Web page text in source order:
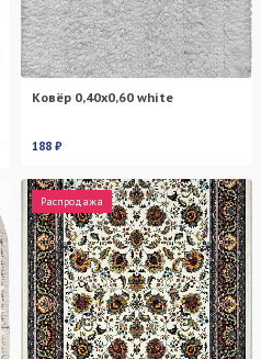
Ковёр 0,40х0,60 white
188 ₽
Распродажа